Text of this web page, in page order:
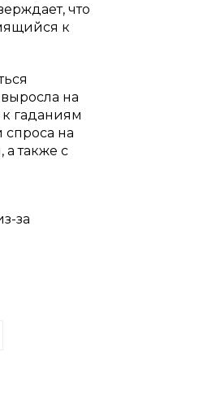
что
к
на
гаданиям
спроса на
а также с
за